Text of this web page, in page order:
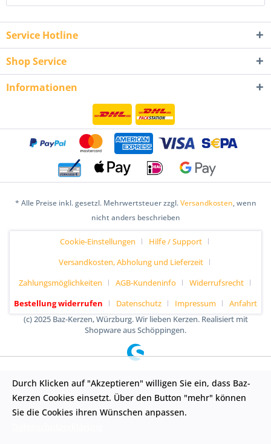
Service Hotline
Shop Service
Informationen
* Alle Preise inkl. gesetzl. Mehrwertsteuer zzgl.Versandkosten, wenn
nicht anders beschrieben
Cookie-Einstellungen
Hilfe / Support
Versandkosten, Abholung und Lieferzeit
Zahlungsmöglichkeiten
AGB-Kundeninfo
Widerrufsrecht
Bestellung widerrufen
Datenschutz Impressum
Anfahrt
(c) 2025 Baz-Kerzen, Würzburg. Wir lieben Kerzen. Realisiert mit
Shopware aus Schöppingen.
Durch Klicken auf "Akzeptieren" willigen Sie ein, dass Baz-
Kerzen Cookies einsetzt. Über den Button "mehr" können
Sie die Cookies ihren Wünschen anpassen.